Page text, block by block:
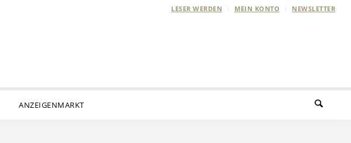
LESER WERDEN MEIN KONTO NEWSLETTER
ANZEIGENMARKT